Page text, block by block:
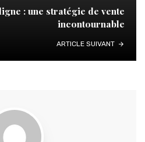
: une stratégie de vente
incontournable
ARTICLE SUIVANT